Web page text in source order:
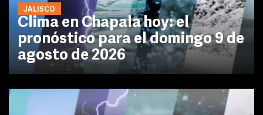
JALISCO
Clima en Chapala hoy: el
pronóstico para el domingo 9 de
agosto de 2026